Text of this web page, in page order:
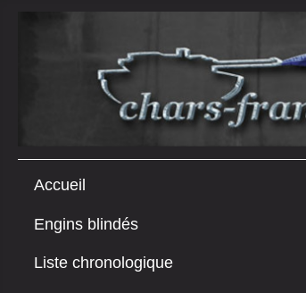
Accueil
Engins blindés
Liste chronologique